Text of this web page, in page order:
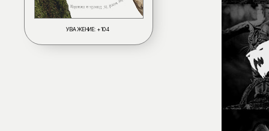
УВАЖЕНИЕ: +104